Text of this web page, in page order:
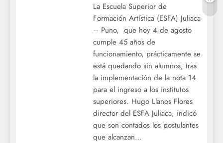
La Escuela Superior de
Formación Artística (ESFA) Juliaca
– Puno, que hoy 4 de agosto
cumple 45 años de
funcionamiento, prácticamente se
está quedando sin alumnos, tras
la implementación de la nota 14
para el ingreso a los institutos
superiores. Hugo Llanos Flores
director del ESFA Juliaca, indicó
que son contados los postulantes
que alcanzan…